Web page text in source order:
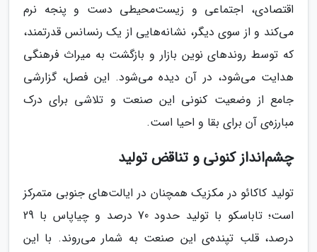
اقتصادی، اجتماعی و زیست‌محیطی دست و پنجه نرم
می‌کند و از سوی دیگر، نشانه‌هایی از یک رنسانس قدرتمند،
که توسط روندهای نوین بازار و بازگشت به میراث فرهنگی
هدایت می‌شود، در آن دیده می‌شود. این فصل، گزارشی
جامع از وضعیت کنونی این صنعت و تلاشی برای درک
مبارزه‌ی آن برای بقا و احیا است.
چشم‌انداز کنونی و تناقض تولید
تولید کاکائو در مکزیک همچنان در ایالت‌های جنوبی متمرکز
است؛ تاباسکو با تولید حدود 70 درصد و چیاپاس با 29
درصد، قلب تپنده‌ی این صنعت به شمار می‌روند. با این